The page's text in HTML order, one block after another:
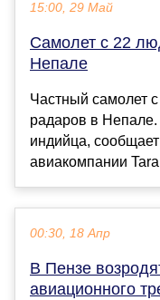
15:00, 29 Май
Самолет с 22
Непале
Частный самолет
радаров в
индийца,
авиакомпании Tara
00:30, 18 Апр
В Пензе
авиационного